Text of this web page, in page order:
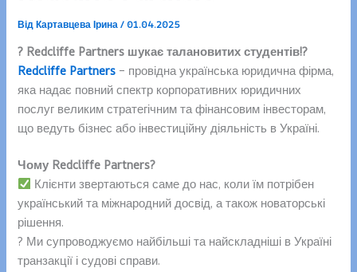
ВідКартавцева Ірина/ 01.04.2025
? Redcliffe Partners шукає талановитих студентів!?
Redcliffe Partners ​ – провідна українська юридична фірма,
яка надає повний спектр корпоративних юридичних
послуг великим стратегічним та фінансовим інвесторам,
що ведуть бізнес або інвестиційну діяльність в Україні.​
Чому Redcliffe Partners?
Клієнти звертаються саме до нас, коли їм потрібен
український та міжнародний досвід, а також новаторські
рішення.
? Ми супроводжуємо найбільші та найскладніші в Україні
транзакції і судові справи.